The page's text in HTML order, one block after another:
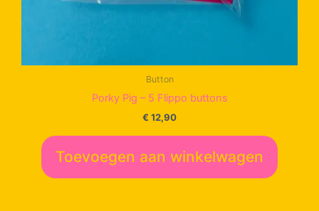
Button
Porky Pig – 5 Flippo buttons
€ 12,90
Toevoegen aan winkelwagen